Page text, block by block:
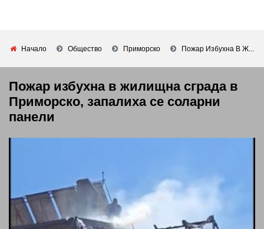
Начало Общество Приморско Пожар Избухна В Ж...
Пожар избухна в жилищна сграда в
Приморско, запалиха се соларни
панели